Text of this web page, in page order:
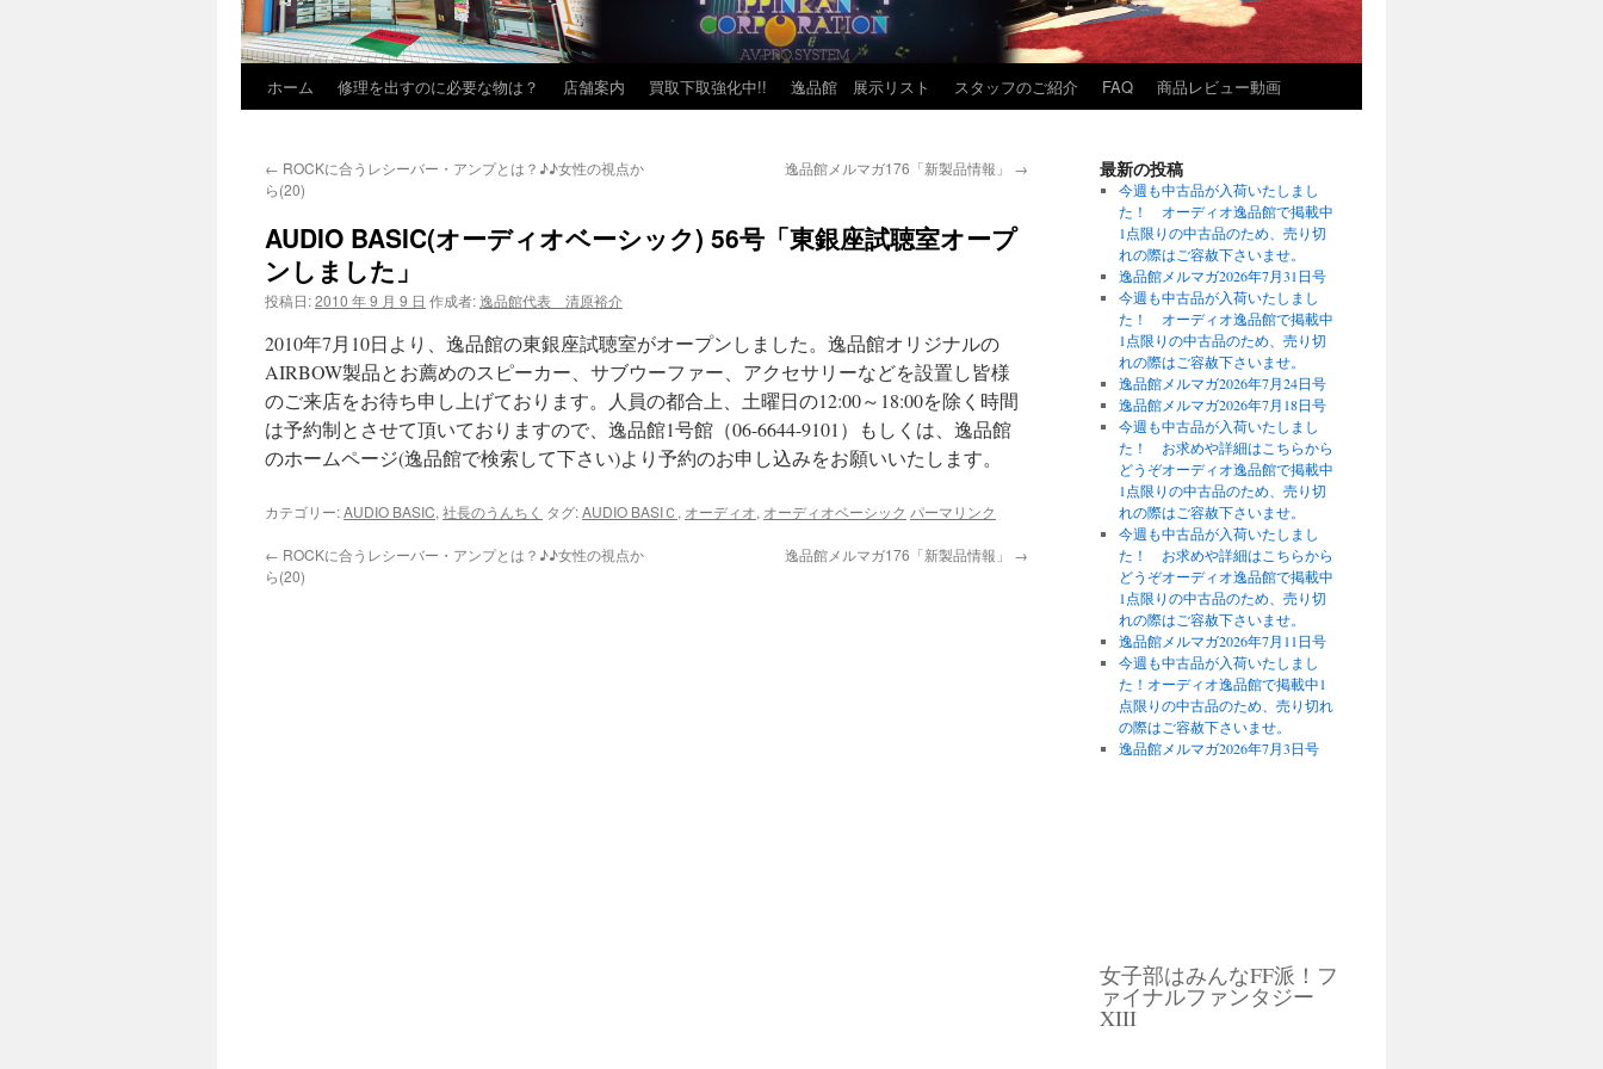
ホーム 修理を出すのに必要な物は？ 店舗案内 買取下取強化中!! 逸品館 展示リスト スタッフのご紹介 FAQ 商品レビュー動画
← ROCKに合うレシーバー・アンプとは？♪♪女性の視点か
ら(20)
逸品館メルマガ176「新製品情報」 →
AUDIO BASIC(オーディオベーシック) 56号「東銀座試聴室オープ
ンしました」
投稿日:2010 年 9 月 9 日 作成者:逸品館代表 清原裕介
2010年7月10日より、逸品館の東銀座試聴室がオープンしました。逸品館オリジナルの
AIRBOW製品とお薦めのスピーカー、サブウーファー、アクセサリーなどを設置し皆様
のご来店をお待ち申し上げております。人員の都合上、土曜日の12:00～18:00を除く時間
は予約制とさせて頂いておりますので、逸品館1号館（06-6644-9101）もしくは、逸品館
のホームページ(逸品館で検索して下さい)より予約のお申し込みをお願いいたします。
カテゴリー:AUDIO BASIC, 社長のうんちく タグ:AUDIO BASIＣ , オーディオ, オーディオベーシック パーマリンク
← ROCKに合うレシーバー・アンプとは？♪♪女性の視点か
ら(20)
逸品館メルマガ176「新製品情報」 →
最新の投稿
今週も中古品が入荷いたしまし
た！ オーディオ逸品館で掲載中
1点限りの中古品のため、売り切
れの際はご容赦下さいませ。
逸品館メルマガ2026年7月31日号
今週も中古品が入荷いたしまし
た！ オーディオ逸品館で掲載中
1点限りの中古品のため、売り切
れの際はご容赦下さいませ。
逸品館メルマガ2026年7月24日号
逸品館メルマガ2026年7月18日号
今週も中古品が入荷いたしまし
た！ お求めや詳細はこちらから
どうぞオーディオ逸品館で掲載中
1点限りの中古品のため、売り切
れの際はご容赦下さいませ。
今週も中古品が入荷いたしまし
た！ お求めや詳細はこちらから
どうぞオーディオ逸品館で掲載中
1点限りの中古品のため、売り切
れの際はご容赦下さいませ。
逸品館メルマガ2026年7月11日号
今週も中古品が入荷いたしまし
た！オーディオ逸品館で掲載中1
点限りの中古品のため、売り切れ
の際はご容赦下さいませ。
逸品館メルマガ2026年7月3日号
女子部はみんなFF派！フ
ァイナルファンタジー
XIII